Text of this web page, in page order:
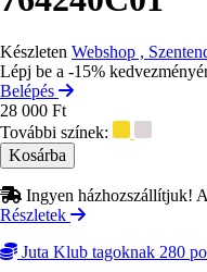
Készleten Webshop ,
Lépj be a -15%
Belépés
28 000 Ft
További színek:
Ingyen házhozszállítjuk!
Részletek
Juta Klub tagoknak 280